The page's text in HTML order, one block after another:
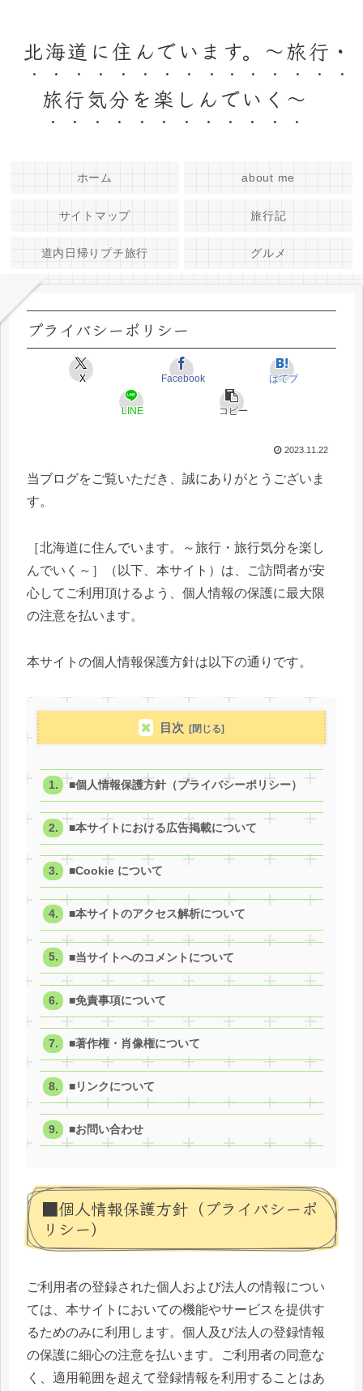
北海道に住んでいます。～旅行・
旅行気分を楽しんでいく～
ホーム about me
サイトマップ 旅行記
道内日帰りプチ旅行 グルメ
プライバシーポリシー
X Facebook はてブ
LINE コピー
2023.11.22
当ブログをご覧いただき、誠にありがとうございま
す。
［北海道に住んでいます。～旅行・旅行気分を楽し
んでいく～］（以下、本サイト）は、ご訪問者が安
心してご利用頂けるよう、個人情報の保護に最大限
の注意を払います。
本サイトの個人情報保護方針は以下の通りです。
目次
■個人情報保護方針（プライバシーポリシー）
■本サイトにおける広告掲載について
■Cookie について
■本サイトのアクセス解析について
■当サイトへのコメントについて
■免責事項について
■著作権・肖像権について
■リンクについて
■お問い合わせ
■個人情報保護方針（プライバシーポ
リシー）
ご利用者の登録された個人および法人の情報につい
ては、本サイトにおいての機能やサービスを提供す
るためのみに利用します。個人及び法人の登録情報
の保護に細心の注意を払います。ご利用者の同意な
く、適用範囲を超えて登録情報を利用することはあ